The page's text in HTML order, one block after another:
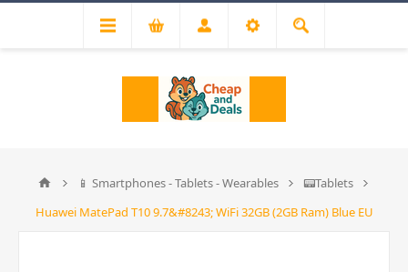
📱 Smartphones - Tablets - Wearables
📟Tablets
Huawei MatePad T10 9.7&#8243; WiFi 32GB (2GB Ram) Blue EU